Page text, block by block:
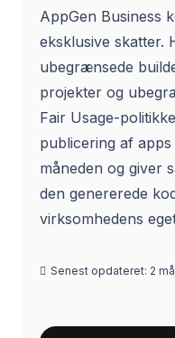
AppGen Business
eksklusive skatter.
ubegrænsede
projekter og
Fair Usage-
publicering af
måneden og giver
den genererede
virksomhedens
Senest opdateret: 2